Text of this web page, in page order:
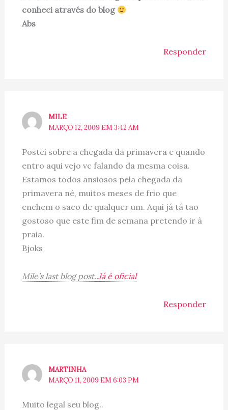
conheci através do blog
Abs
Responder
MILE
MARÇO 12, 2009 EM 3:42 AM
Postei sobre a chegada da primavera e quando
entro aqui vejo vc falando da mesma coisa.
Estamos todos ansiosos pela chegada da
primavera né, muitos meses de frio que
enchem o saco de qualquer um. Aqui já tá tao
gostoso que este fim de semana pretendo ir à
praia.
Bjoks
Mile’s last blog post..Já é oficial
Responder
MARTINHA
MARÇO 11, 2009 EM 6:03 PM
Muito legal seu blog..